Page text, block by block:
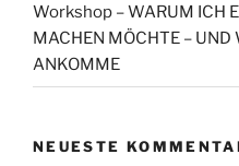
Workshop – WARUM ICH
MACHEN MÖCHTE – UND
ANKOMME
NEUESTE